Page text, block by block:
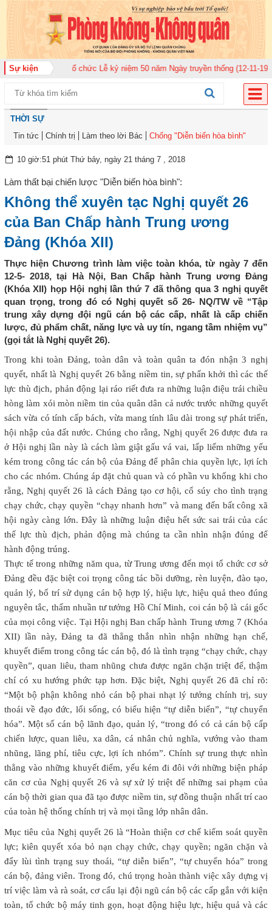
Sự kiện
quân 920 tổ chức Lễ kỷ niệm 50 năm Ngày truyền thống (12-11-1975/
THỜI SỰ
Tin tức
Chính trị Làm theo lời Bác Chống "Diễn biến hòa bình"
10 giờ:51 phút Thứ bảy, ngày 21 tháng 7 , 2018
Làm thất bại chiến lược "Diễn biến hòa bình":
Không thể xuyên tạc Nghị quyết 26
của Ban Chấp hành Trung ương
Đảng (Khóa XII)
Thực hiện Chương trình làm việc toàn khóa, từ ngày 7 đến
12-5- 2018, tại Hà Nội, Ban Chấp hành Trung ương Đảng
(Khóa XII) họp Hội nghị lần thứ 7 đã thông qua 3 nghị quyết
quan trọng, trong đó có Nghị quyết số 26- NQ/TW về “Tập
trung xây dựng đội ngũ cán bộ các cấp, nhất là cấp chiến
lược, đủ phẩm chất, năng lực và uy tín, ngang tầm nhiệm vụ”
(gọi tắt là Nghị quyết 26).
Trong khi toàn Đảng, toàn dân và toàn quân ta đón nhận 3 nghị
quyết, nhất là Nghị quyết 26 bằng niềm tin, sự phấn khởi thì các thế
lực thù địch, phản động lại ráo riết đưa ra những luận điệu trái chiều
hòng làm xói mòn niềm tin của quân dân cả nước trước những quyết
sách vừa có tính cấp bách, vừa mang tính lâu dài trong sự phát triển,
hội nhập của đất nước. Chúng cho rằng, Nghị quyết 26 được đưa ra
ở Hội nghị lần này là cách làm giật gấu vá vai, lấp liếm những yếu
kém trong công tác cán bộ của Đảng để phân chia quyền lực, lợi ích
cho các nhóm. Chúng áp đặt chủ quan và có phần vu khống khi cho
rằng, Nghị quyết 26 là cách Đảng tạo cơ hội, cổ súy cho tình trạng
chạy chức, chạy quyền “chạy nhanh hơn” và mang đến bất công xã
hội ngày càng lớn. Đây là những luận điệu hết sức sai trái của các
thế lực thù địch, phản động mà chúng ta cần nhìn nhận đúng để
hành động trúng.
Thực tế trong những năm qua, từ Trung ương đến mọi tổ chức cơ sở
Đảng đều đặc biệt coi trọng công tác bồi dưỡng, rèn luyện, đào tạo,
quản lý, bố trí sử dụng cán bộ hợp lý, hiệu lực, hiệu quả theo đúng
nguyên tắc, thấm nhuần tư tưởng Hồ Chí Minh, coi cán bộ là cái gốc
của mọi công việc. Tại Hội nghị Ban chấp hành Trung ương 7 (Khóa
XII) lần này, Đảng ta đã thẳng thắn nhìn nhận những hạn chế,
khuyết điểm trong công tác cán bộ, đó là tình trạng “chạy chức, chạy
quyền”, quan liêu, tham nhũng chưa được ngăn chặn triệt để, thậm
chí có xu hướng phức tạp hơn. Đặc biệt, Nghị quyết 26 đã chỉ rõ:
“Một bộ phận không nhỏ cán bộ phai nhạt lý tưởng chính trị, suy
thoái về đạo đức, lối sống, có biểu hiện “tự diễn biến”, “tự chuyển
hóa”. Một số cán bộ lãnh đạo, quản lý, “trong đó có cả cán bộ cấp
chiến lược, quan liêu, xa dân, cá nhân chủ nghĩa, vướng vào tham
nhũng, lãng phí, tiêu cực, lợi ích nhóm”. Chính sự trung thực nhìn
thẳng vào những khuyết điểm, yếu kém đi đôi với những biện pháp
căn cơ của Nghị quyết 26 và sự xử lý triệt để những sai phạm của
cán bộ thời gian qua đã tạo được niềm tin, sự đồng thuận nhất trí cao
của toàn hệ thống chính trị và mọi tầng lớp nhân dân.
Mục tiêu của Nghị quyết 26 là “Hoàn thiện cơ chế kiểm soát quyền
lực; kiên quyết xóa bỏ nạn chạy chức, chạy quyền; ngăn chặn và
đẩy lùi tình trạng suy thoái, “tự diễn biến”, “tự chuyển hóa” trong
cán bộ, đảng viên. Trong đó, chú trọng hoàn thành việc xây dựng vị
trí việc làm và rà soát, cơ cấu lại đội ngũ cán bộ các cấp gắn với kiện
toàn, tổ chức bộ máy tinh gọn, hoạt động hiệu lực, hiệu quả và các